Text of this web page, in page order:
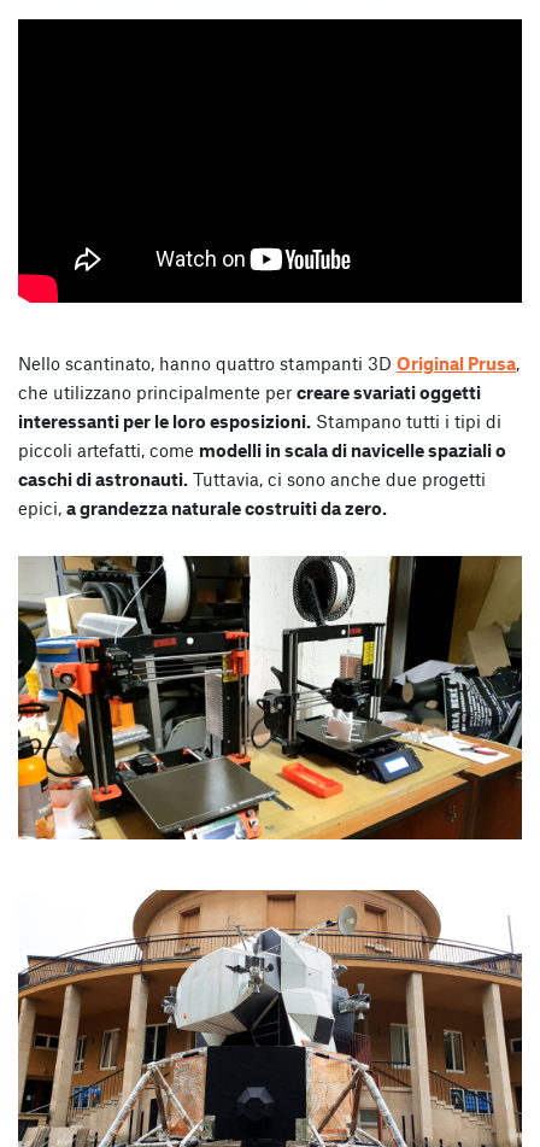
Nello scantinato, hanno quattro stampanti 3D Original Prusa,
che utilizzano principalmente per creare svariati oggetti
interessanti per le loro esposizioni. Stampano tutti i tipi di
piccoli artefatti, come modelli in scala di navicelle spaziali o
caschi di astronauti. Tuttavia, ci sono anche due progetti
epici, a grandezza naturale costruiti da zero.